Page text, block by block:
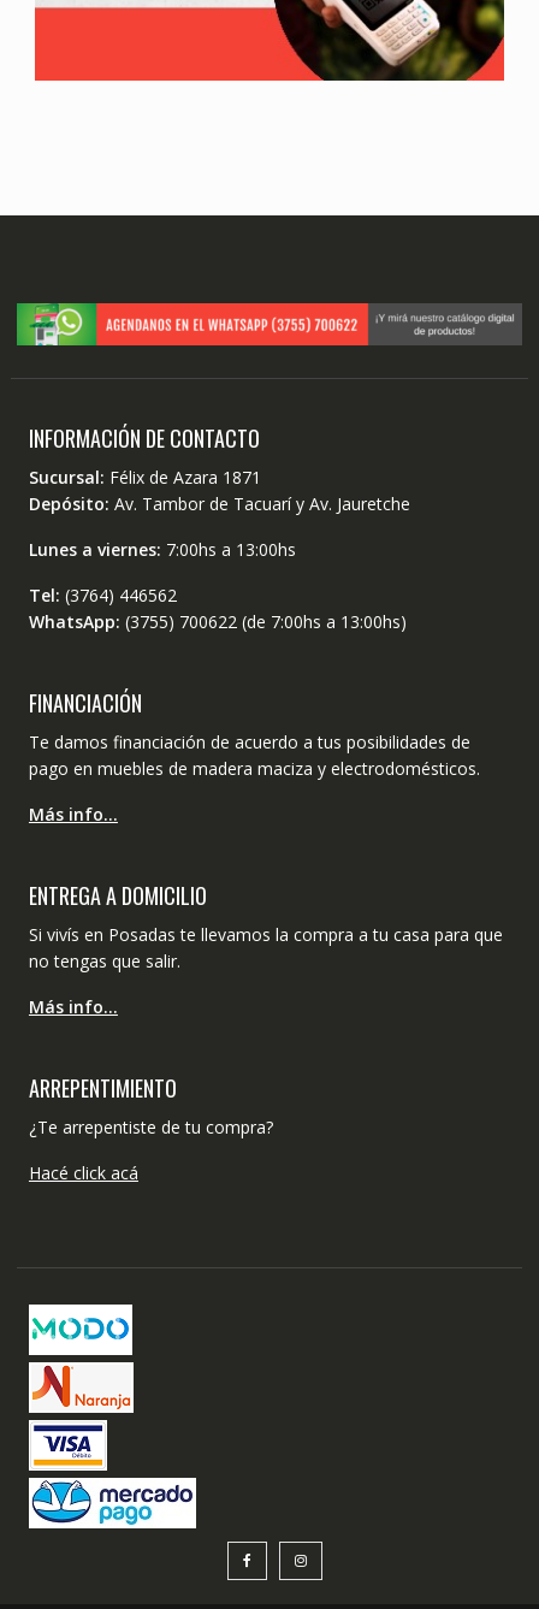
INFORMACIÓN DE CONTACTO
Sucursal: Félix de Azara 1871
Depósito: Av. Tambor de Tacuarí y Av. Jauretche
Lunes a viernes: 7:00hs a 13:00hs
Tel: (3764) 446562
WhatsApp: (3755) 700622 (de 7:00hs a 13:00hs)
FINANCIACIÓN
Te damos financiación de acuerdo a tus posibilidades de
pago en muebles de madera maciza y electrodomésticos.
Más info…
ENTREGA A DOMICILIO
Si vivís en Posadas te llevamos la compra a tu casa para que
no tengas que salir.
Más info…
ARREPENTIMIENTO
¿Te arrepentiste de tu compra?
Hacé click acá